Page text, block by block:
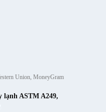
Union, MoneyGram
lạnh ASTM A249,